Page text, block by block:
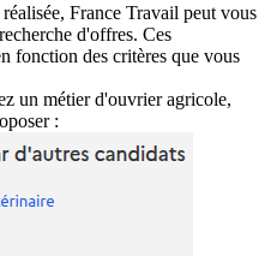
France Travail peut vous
d'offres. Ces
fonction des critères que vous
un métier d'ouvrier agricole,
: